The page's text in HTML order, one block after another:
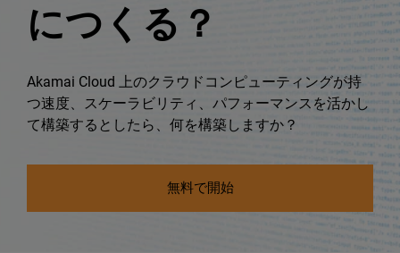
につくる？
Akamai Cloud 上のクラウドコンピューティングが持
つ速度、スケーラビリティ、パフォーマンスを活かし
て構築するとしたら、何を構築しますか？
無料で開始